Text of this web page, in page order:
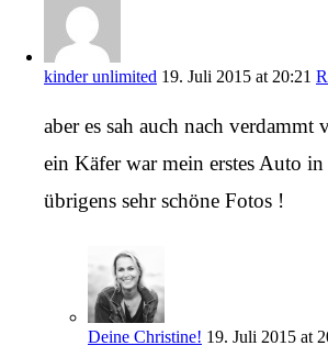
kinder unlimited 19. Juli 2015 at 20:21
aber es sah auch nach verdammt
ein Käfer war mein erstes Auto
übrigens sehr schöne Fotos !
Deine Christine! 19. Juli 2015 at